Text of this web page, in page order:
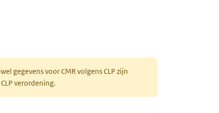
gegevens voor CMR volgens CLP zijn
verordening.